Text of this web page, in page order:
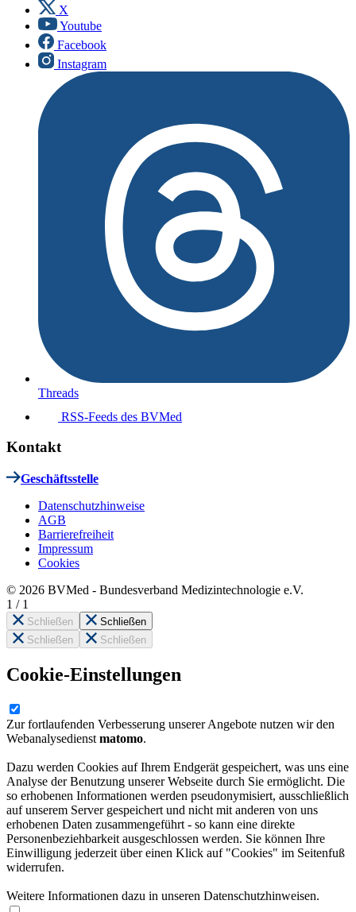
X
Youtube
Facebook
Instagram
Threads
RSS-Feeds des BVMed
Kontakt
Geschäftsstelle
Datenschutzhinweise
AGB
Barrierefreiheit
Impressum
Cookies
© 2026 BVMed - Bundesverband Medizintechnologie e.V.
1 / 1
Schließen
Schließen
Schließen
Schließen
Cookie-Einstellungen
Zur fortlaufenden Verbesserung unserer Angebote nutzen wir den
Webanalysedienst matomo.
Dazu werden Cookies auf Ihrem Endgerät gespeichert, was uns eine
Analyse der Benutzung unserer Webseite durch Sie ermöglicht. Die
so erhobenen Informationen werden pseudonymisiert, ausschließlich
auf unserem Server gespeichert und nicht mit anderen von uns
erhobenen Daten zusammengeführt - so kann eine direkte
Personenbeziehbarkeit ausgeschlossen werden. Sie können Ihre
Einwilligung jederzeit über einen Klick auf "Cookies" im Seitenfuß
widerrufen.
Weitere Informationen dazu in unseren Datenschutzhinweisen.